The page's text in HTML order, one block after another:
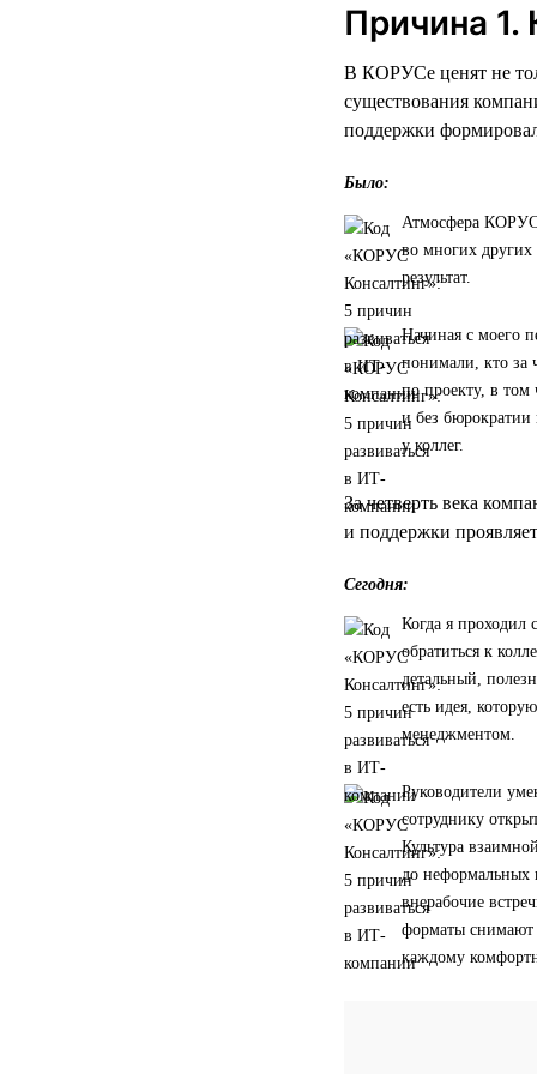
Причина
В КОРУСе ценят не
существования
поддержки
Было:
Атмосфера
во многих других
результат.
Начиная с моего
понимали, кто за
по проекту, в том
и без
у коллег.
За четверть века
и поддержки
Сегодня:
Когда я проходил
обратиться к
детальный,
есть идея,
менеджментом.
Руководители
сотруднику
Культура
до неформальных
внерабочие
форматы снимают
каждому